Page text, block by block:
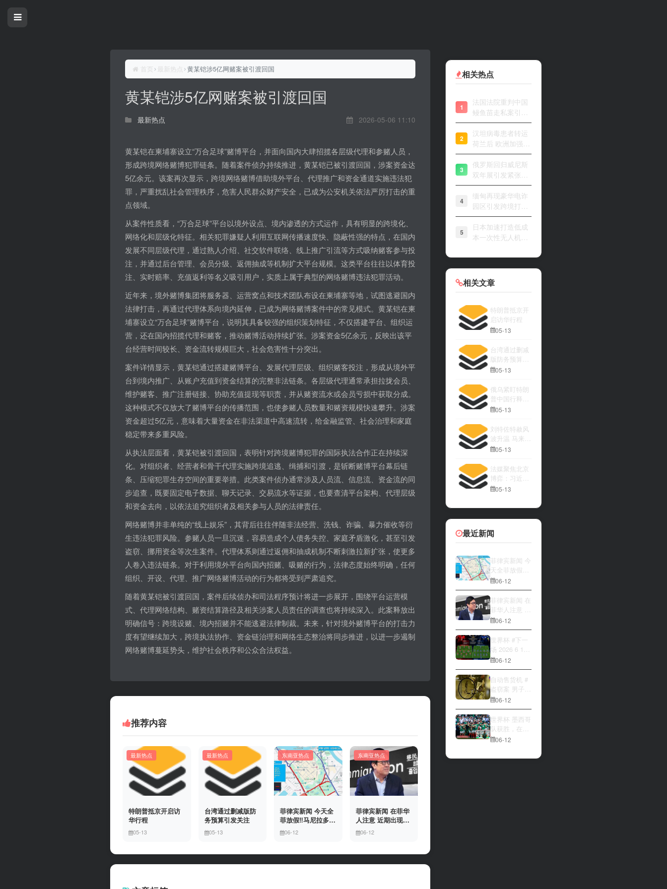
首页 最新热点 黄某铠涉5亿网赌案被引渡回国
黄某铠涉5亿网赌案被引渡回国
最新热点 2026-05-06 11:10
黄某铠在柬埔寨设立“万合足球”赌博平台，并面向国内大肆招揽各层级代理和参赌人员，
形成跨境网络赌博犯罪链条。随着案件侦办持续推进，黄某铠已被引渡回国，涉案资金达
5亿余元。该案再次显示，跨境网络赌博借助境外平台、代理推广和资金通道实施违法犯
罪，严重扰乱社会管理秩序，危害人民群众财产安全，已成为公安机关依法严厉打击的重
点领域。
从案件性质看，“万合足球”平台以境外设点、境内渗透的方式运作，具有明显的跨境化、
网络化和层级化特征。相关犯罪嫌疑人利用互联网传播速度快、隐蔽性强的特点，在国内
发展不同层级代理，通过熟人介绍、社交软件联络、线上推广引流等方式吸纳赌客参与投
注，并通过后台管理、会员分级、返佣抽成等机制扩大平台规模。这类平台往往以体育投
注、实时赔率、充值返利等名义吸引用户，实质上属于典型的网络赌博违法犯罪活动。
近年来，境外赌博集团将服务器、运营窝点和技术团队布设在柬埔寨等地，试图逃避国内
法律打击，再通过代理体系向境内延伸，已成为网络赌博案件中的常见模式。黄某铠在柬
埔寨设立“万合足球”赌博平台，说明其具备较强的组织策划特征，不仅搭建平台、组织运
营，还在国内招揽代理和赌客，推动赌博活动持续扩张。涉案资金5亿余元，反映出该平
台经营时间较长、资金流转规模巨大，社会危害性十分突出。
案件详情显示，黄某铠通过搭建赌博平台、发展代理层级、组织赌客投注，形成从境外平
台到境内推广、从账户充值到资金结算的完整非法链条。各层级代理通常承担拉拢会员、
维护赌客、推广注册链接、协助充值提现等职责，并从赌资流水或会员亏损中获取分成。
这种模式不仅放大了赌博平台的传播范围，也使参赌人员数量和赌资规模快速攀升。涉案
资金超过5亿元，意味着大量资金在非法渠道中高速流转，给金融监管、社会治理和家庭
稳定带来多重风险。
从执法层面看，黄某铠被引渡回国，表明针对跨境赌博犯罪的国际执法合作正在持续深
化。对组织者、经营者和骨干代理实施跨境追逃、缉捕和引渡，是斩断赌博平台幕后链
条、压缩犯罪生存空间的重要举措。此类案件侦办通常涉及人员流、信息流、资金流的同
步追查，既要固定电子数据、聊天记录、交易流水等证据，也要查清平台架构、代理层级
和资金去向，以依法追究组织者及相关参与人员的法律责任。
网络赌博并非单纯的“线上娱乐”，其背后往往伴随非法经营、洗钱、诈骗、暴力催收等衍
生违法犯罪风险。参赌人员一旦沉迷，容易造成个人债务失控、家庭矛盾激化，甚至引发
盗窃、挪用资金等次生案件。代理体系则通过返佣和抽成机制不断刺激拉新扩张，使更多
人卷入违法链条。对于利用境外平台向国内招赌、吸赌的行为，法律态度始终明确，任何
组织、开设、代理、推广网络赌博活动的行为都将受到严肃追究。
随着黄某铠被引渡回国，案件后续侦办和司法程序预计将进一步展开，围绕平台运营模
式、代理网络结构、赌资结算路径及相关涉案人员责任的调查也将持续深入。此案释放出
明确信号：跨境设赌、境内招赌并不能逃避法律制裁。未来，针对境外赌博平台的打击力
度有望继续加大，跨境执法协作、资金链治理和网络生态整治将同步推进，以进一步遏制
网络赌博蔓延势头，维护社会秩序和公众合法权益。
推荐内容
最新热点
特朗普抵京开启访
华行程
05-13
最新热点
台湾通过删减版防
务预算引发关注
05-13
东南亚热点
菲律宾新闻 今天全
菲放假‼️马尼拉多地
封路06-12
东南亚热点
菲律宾新闻 在菲华
人注意 近期出现假
冒移民局执法人员
上门敲诈案件，已
06-12
相关热点
1
法国法院重判中国
鳗鱼苗走私案引关
注
2
汉坦病毒患者转运
荷兰后 欧洲加强风
险评估
3
俄罗斯回归威尼斯
双年展引发紧张开
幕
4
缅甸再现豪华电诈
园区引发跨境打击
关注
5
日本加速打造低成
本一次性无人机战
相关文章
特朗普抵京开
启访华行程
05-13
台湾通过删减
版防务预算引
发关注
05-13
俄乌紧盯特朗
普中国行释放
何种信号
05-13
刘特佐特赦风
波升温 马来西
亚内阁将讨论
05-13
法媒聚焦北京
博弈：习近平
与特朗普隔空
05-13
最近新闻
菲律宾新闻 今
天全菲放假‼️
马尼拉多地封
路
06-12
菲律宾新闻 在
菲华人注意 近
期出现假冒移
民局执法人员
上门敲诈案
件，已有多人
举报中招
06-12
世界杯 #下一
场 2026 6 12
15:00整 加拿
大与波黑的较
量 究竟胜利的
天平会倾向哪
一方，是加拿
大借助主场优
势笑到最后，
还是波黑上演
逆袭好戏？让
我们拭目以
06-12
自动售货机 #
盗窃案 男子深
夜撬开自动售
货机，2000比
索硬币被一扫
而空
06-12
世界杯 墨西哥
队获胜，在首
场比赛中击败
06-12